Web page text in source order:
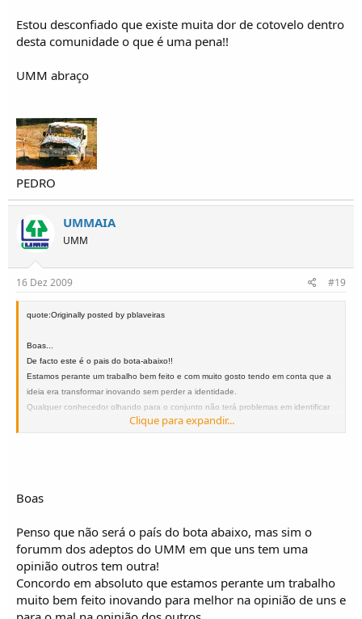
Estou desconfiado que existe muita dor de cotovelo dentro
desta comunidade o que é uma pena!!
UMM abraço
PEDRO
UMMAIA
UMM
16 Dez 2009 #19
quote:Originally posted by pblaveiras
Boas...
De facto este é o pais do bota-abaixo!!
Estamos perante um trabalho bem feito e com muito gosto tendo em conta que a
ideia era transformar inovando sem perder a identidade.
Qualquer conhecedor olhando para o conjunto não terá problemas em identificar
Tenho orgulho neles? Não!! Tenho vergonha de ver aqueles exemplares!!
quando (já não digo todas as semanas) não custa nada.
Esta tranformação já não é nova (terá cerca de dois anos) e posso dizer que tem
mais não seja só por isso já valeu a pena e nós como amantes da marca
deviamos agradecer por isso.
Clique para expandir...
Boas
Penso que não será o país do bota abaixo, mas sim o
forumm dos adeptos do UMM em que uns tem uma
opinião outros tem outra!
Concordo em absoluto que estamos perante um trabalho
muito bem feito inovando para melhor na opinião de uns e